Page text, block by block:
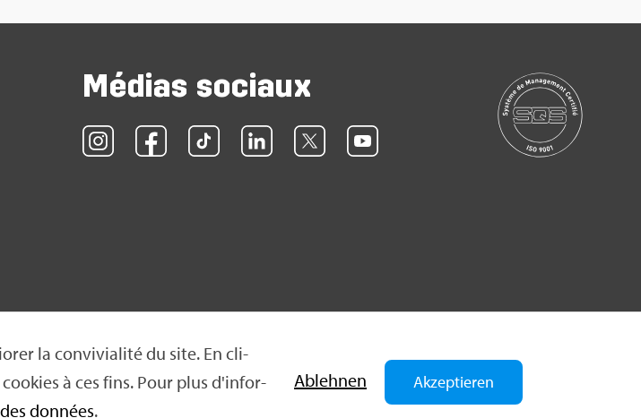
la convi­via­lité du site. En cli­
à ces fins. Pour plus d'in­for­
don­nées.
Ableh­nen Akzeptieren
Médias sociaux
|Condi­tions d'uti­li­sa­tion